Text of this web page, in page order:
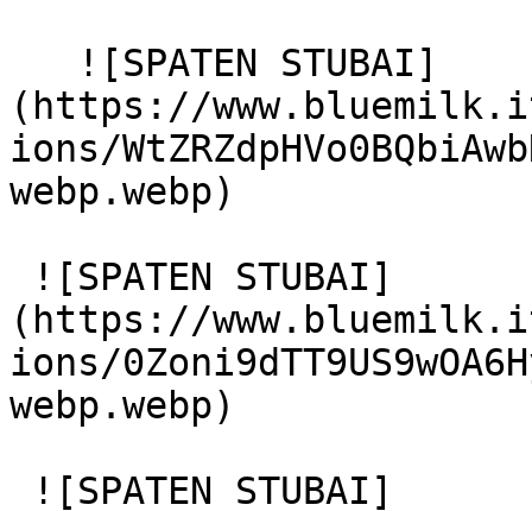
(https://
ions/
webp.webp)
(https://
ions/
webp.webp)